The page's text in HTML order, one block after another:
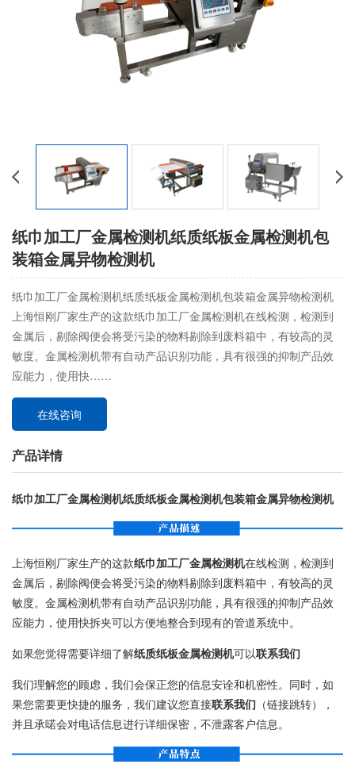
纸巾加工厂金属检测机纸质纸板金属检测机包
装箱金属异物检测机
纸巾加工厂金属检测机纸质纸板金属检测机包装箱金属异物检测机
上海恒刚厂家生产的这款纸巾加工厂金属检测机在线检测，检测到
金属后，剔除阀便会将受污染的物料剔除到废料箱中，有较高的灵
敏度。金属检测机带有自动产品识别功能，具有很强的抑制产品效
应能力，使用快……
在线咨询
产品详情
纸巾加工厂金属检测机纸质纸板金属检测机包装箱金属异物检测机
上海恒刚厂家生产的这款纸巾加工厂金属检测机在线检测，检测到
金属后，剔除阀便会将受污染的物料剔除到废料箱中，有较高的灵
敏度。金属检测机带有自动产品识别功能，具有很强的抑制产品效
应能力，使用快拆夹可以方便地整合到现有的管道系统中。
如果您觉得需要详细了解纸质纸板金属检测机可以联系我们
我们理解您的顾虑，我们会保正您的信息安诠和机密性。同时，如
果您需要更快捷的服务，我们建议您直接联系我们 （链接跳转），
并且承喏会对电话信息进行详细保密，不泄露客户信息。